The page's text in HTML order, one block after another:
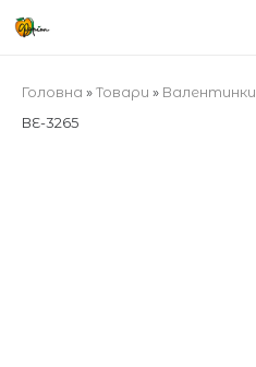
Головна »Товари » Валентинки
ВЕ-3265